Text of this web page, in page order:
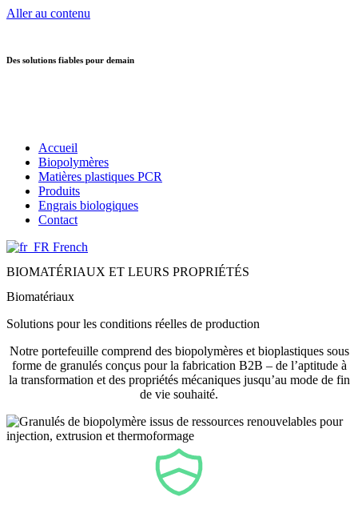
Aller au contenu
Des solutions fiables pour demain
Accueil
Biopolymères
Matières plastiques PCR
Produits
Engrais biologiques
Contact
French
BIOMATÉRIAUX ET LEURS PROPRIÉTÉS
Biomatériaux
Solutions pour les conditions réelles de production
Notre portefeuille comprend des biopolymères et bioplastiques sous
forme de granulés conçus pour la fabrication B2B – de l’aptitude à
la transformation et des propriétés mécaniques jusqu’au mode de fin
de vie souhaité.